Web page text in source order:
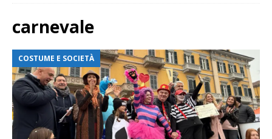
carnevale
COSTUME E SOCIETÀ